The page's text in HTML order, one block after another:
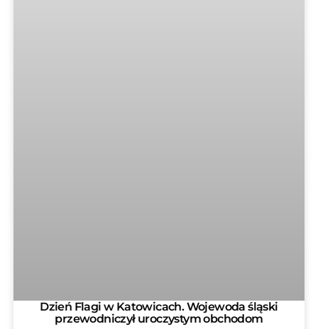
Dzień Flagi w Katowicach. Wojewoda śląski
przewodniczył uroczystym obchodom